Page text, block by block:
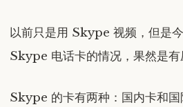
以前只是用 Skype 视频，但是
Skype 电话卡的情况，果然是
Skype 的卡有两种：国内卡和